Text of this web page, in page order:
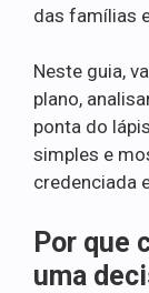
das famílias
Neste guia,
plano,
ponta do
simples e
credenciada
Por que
uma